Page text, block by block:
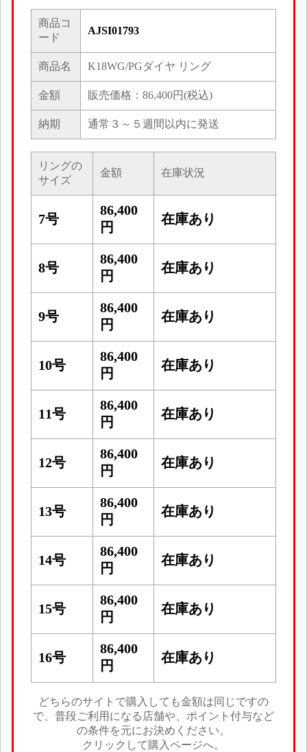
商品コ
ード
AJSI01793
商品名 K18WG/PGダイヤ リング
金額 販売価格：86,400円(税込)
納期 通常３～５週間以内に発送
リングの
サイズ
金額 在庫状況
7号
86,400
円
在庫あり
8号
86,400
円
在庫あり
9号
86,400
円
在庫あり
10号
86,400
円
在庫あり
11号
86,400
円
在庫あり
12号
86,400
円
在庫あり
13号
86,400
円
在庫あり
14号
86,400
円
在庫あり
15号
86,400
円
在庫あり
16号
86,400
円
在庫あり
どちらのサイトで購入しても金額は同じですの
で、普段ご利用になる店舗や、ポイント付与など
の条件を元にお決めください。
クリックして購入ページへ。